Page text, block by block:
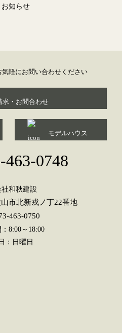
お知らせ
軽にお問い合わせください
求・お問合わせ
モデルハウス
463-0748
和秋建設
市北新戎ノ丁22番地
463-0750
8:00～18:00
：日曜日